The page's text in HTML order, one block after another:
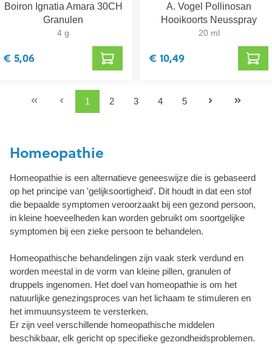
Boiron Ignatia Amara 30CH
Granulen
4 g
€ 5,06
A. Vogel Pollinosan
Hooikoorts Neusspray
20 ml
€ 10,49
1 2 3 4 5
Homeopathie
Homeopathie is een alternatieve geneeswijze die is gebaseerd
op het principe van 'gelijksoortigheid'. Dit houdt in dat een stof
die bepaalde symptomen veroorzaakt bij een gezond persoon,
in kleine hoeveelheden kan worden gebruikt om soortgelijke
symptomen bij een zieke persoon te behandelen.
Homeopathische behandelingen zijn vaak sterk verdund en
worden meestal in de vorm van kleine pillen, granulen of
druppels ingenomen. Het doel van homeopathie is om het
natuurlijke genezingsproces van het lichaam te stimuleren en
het immuunsysteem te versterken.
Er zijn veel verschillende homeopathische middelen
beschikbaar, elk gericht op specifieke gezondheidsproblemen.